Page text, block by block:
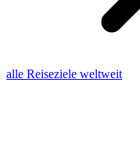
alle Reiseziele weltweit